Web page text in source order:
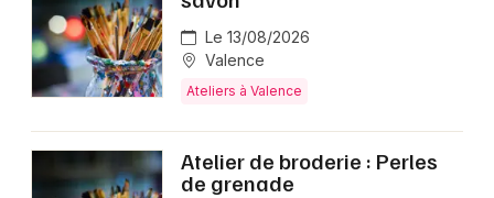
Le 13/08/2026
Valence
Ateliers à Valence
Atelier de broderie : Perles
de grenade